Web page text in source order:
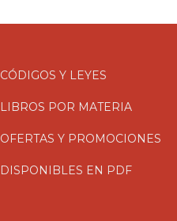
CÓDIGOS Y LEYES
LIBROS POR MATERIA
OFERTAS Y PROMOCIONES
DISPONIBLES EN PDF